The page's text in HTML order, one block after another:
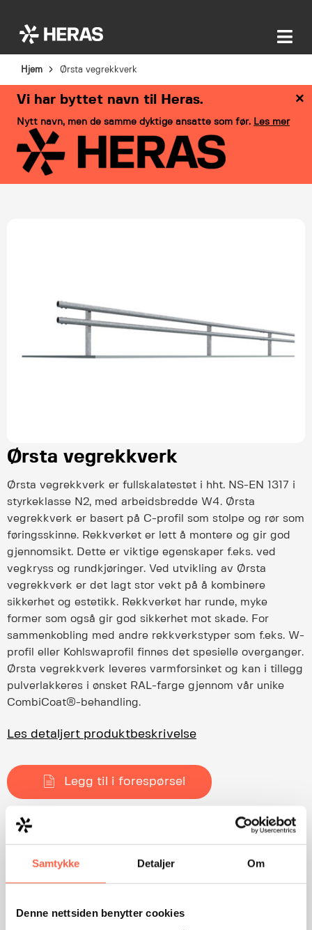
Samtykke Detaljer Om
Denne nettsiden benytter cookies
Hjem Ørsta vegrekkverk
×
Vi har byttet navn til Heras.
Nytt navn, men de samme dyktige ansatte som før. Les mer
Ørsta vegrekkverk
Ørsta vegrekkverk er fullskalatestet i hht. NS-EN 1317 i
styrkeklasse N2, med arbeidsbredde W4. Ørsta
vegrekkverk er basert på C-profil som stolpe og rør som
føringsskinne. Rekkverket er lett å montere og gir god
gjennomsikt. Dette er viktige egenskaper f.eks. ved
vegkryss og rundkjøringer. Ved utvikling av Ørsta
vegrekkverk er det lagt stor vekt på å kombinere
sikkerhet og estetikk. Rekkverket har runde, myke
former som også gir god sikkerhet mot skade. For
sammenkobling med andre rekkverkstyper som f.eks. W-
profil eller Kohlswaprofil finnes det spesielle overganger.
Ørsta vegrekkverk leveres varmforsinket og kan i tillegg
pulverlakkeres i ønsket RAL-farge gjennom vår unike
CombiCoat®-behandling.
Les detaljert produktbeskrivelse
Legg til i forespørsel
Category:
Dokumenter for nedlastning: